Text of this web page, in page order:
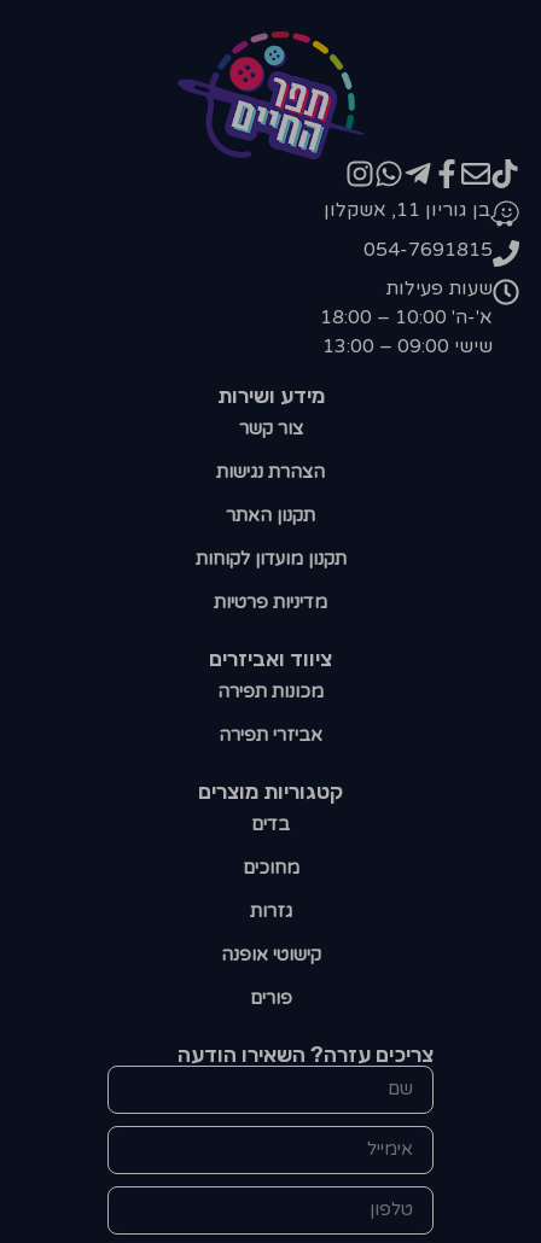
קטגוריות מוצרים​
בדים
מחוכים
גזרות
קישוטי אופנה
פורים
ציווד ואביזרים
מכונות תפירה
אביזרי תפירה
מידע ושירות
צור קשר
הצהרת נגישות
תקנון האתר
תקנון מועדון לקוחות
מדיניות פרטיות
בן גוריון 11, אשקלון
054-7691815
שעות פעילות
א'-ה' 10:00 – 18:00
שישי 09:00 – 13:00
צריכים עזרה? השאירו הודעה